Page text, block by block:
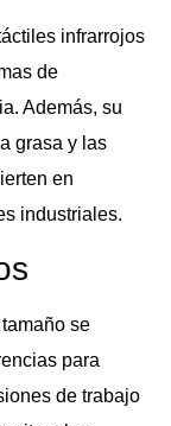
infrarrojos
de
Además, su
grasa y las
en
industriales.
se
para
de trabajo